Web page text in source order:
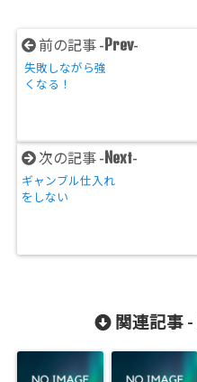
前の記事 - Prev-
失敗しながら強
くなる！
次の記事 - Next-
ギャンブル仕入れ
をしない
関連記事 -